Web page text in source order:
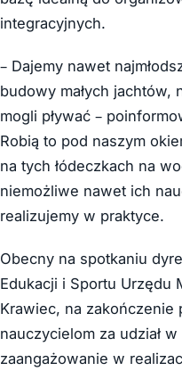
integracyjnych.
– Dajemy nawet
budowy małych jachtów,
mogli pływać –
Robią to pod naszym
na tych łódeczkach na
niemożliwe nawet ich
realizujemy w praktyce.
Obecny na spotkaniu
Edukacji i Sportu Urzędu
Krawiec, na zakończenie
nauczycielom za udział
zaangażowanie w